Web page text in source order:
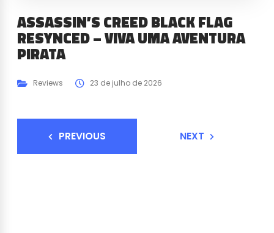
ASSASSIN’S CREED BLACK FLAG
RESYNCED – VIVA UMA AVENTURA
PIRATA
Reviews 23 de julho de 2026
PREVIOUS NEXT